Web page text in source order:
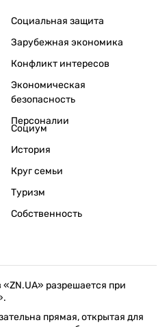
Социальная защита
Зарубежная экономика
Конфликт интересов
Экономическая
безопасность
Персоналии
Социум
История
Круг семьи
Туризм
Собственность
разрешается при
прямая, открытая для